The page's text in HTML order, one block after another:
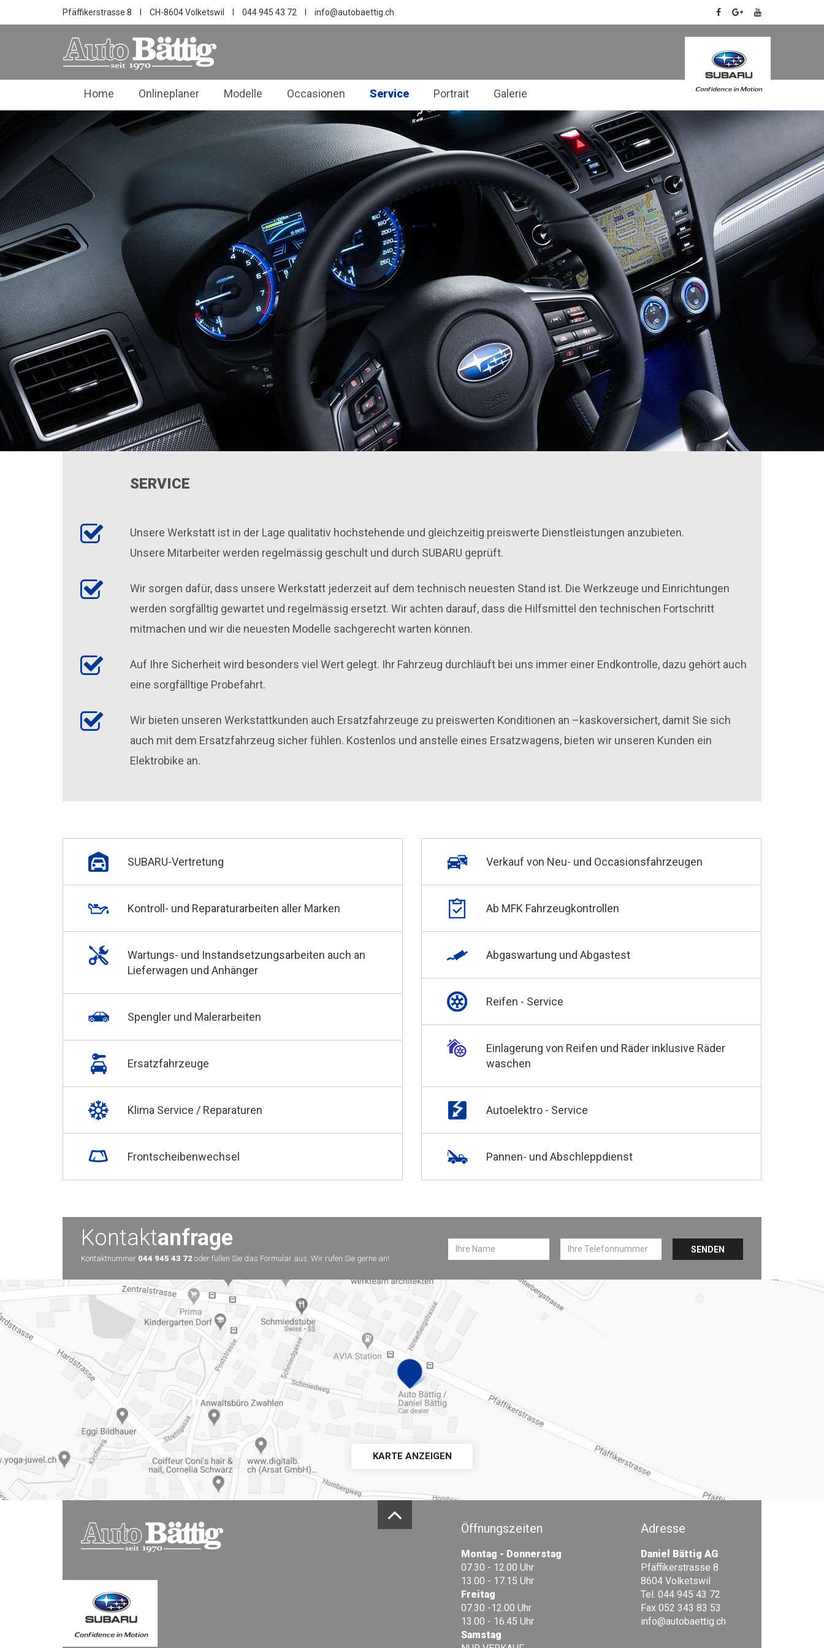
Pfäffikerstrasse 8 CH-8604 Volketswil 044 945 43 72 info@autobaettig.ch
Home Onlineplaner Modelle Occasionen Service Portrait Galerie
SERVICE
Unsere Werkstatt ist in der Lage qualitativ hochstehende und gleichzeitig preiswerte Dienstleistungen anzubieten.
Unsere Mitarbeiter werden regelmässig geschult und durch SUBARU geprüft.
Wir sorgen dafür, dass unsere Werkstatt jederzeit auf dem technisch neuesten Stand ist. Die Werkzeuge und Einrichtungen
werden sorgfälltig gewartet und regelmässig ersetzt. Wir achten darauf, dass die Hilfsmittel den technischen Fortschritt
mitmachen und wir die neuesten Modelle sachgerecht warten können.
Auf Ihre Sicherheit wird besonders viel Wert gelegt. Ihr Fahrzeug durchläuft bei uns immer einer Endkontrolle, dazu gehört auch
eine sorgfälltige Probefahrt.
Wir bieten unseren Werkstattkunden auch Ersatzfahrzeuge zu preiswerten Konditionen an –kaskoversichert, damit Sie sich
auch mit dem Ersatzfahrzeug sicher fühlen. Kostenlos und anstelle eines Ersatzwagens, bieten wir unseren Kunden ein
Elektrobike an.
SUBARU-Vertretung
Kontroll- und Reparaturarbeiten aller Marken
Wartungs- und Instandsetzungsarbeiten auch an
Lieferwagen und Anhänger
Spengler und Malerarbeiten
Ersatzfahrzeuge
Klima Service / Reparaturen
Frontscheibenwechsel
Verkauf von Neu- und Occasionsfahrzeugen
Ab MFK Fahrzeugkontrollen
Abgaswartung und Abgastest
Reifen - Service
Einlagerung von Reifen und Räder inklusive Räder
waschen
Autoelektro - Service
Pannen- und Abschleppdienst
Kontaktanfrage
Kontaktnummer 044 945 43 72 oder füllen Sie das Formular aus. Wir rufen Sie gerne an!
SENDEN
KARTE ANZEIGEN
Öffnungszeiten
Montag - Donnerstag
07.30 - 12.00 Uhr
13.00 - 17.15 Uhr
Freitag
07.30 -12.00 Uhr
13.00 - 16.45 Uhr
Samstag
Adresse
Daniel Bättig AG
Pfäffikerstrasse 8
8604 Volketswil
Tel. 044 945 43 72
Fax 052 343 83 53
info@autobaettig.ch